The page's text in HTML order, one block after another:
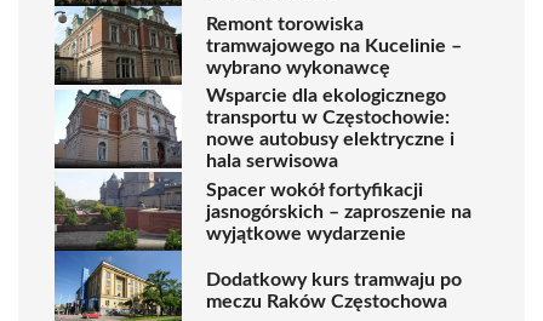
Remont torowiska
tramwajowego na Kucelinie –
wybrano wykonawcę
Wsparcie dla ekologicznego
transportu w Częstochowie:
nowe autobusy elektryczne i
hala serwisowa
Spacer wokół fortyfikacji
jasnogórskich – zaproszenie na
wyjątkowe wydarzenie
Dodatkowy kurs tramwaju po
meczu Raków Częstochowa